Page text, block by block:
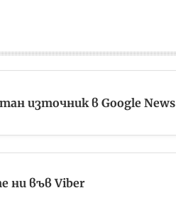
източник в Google News
ни във Viber